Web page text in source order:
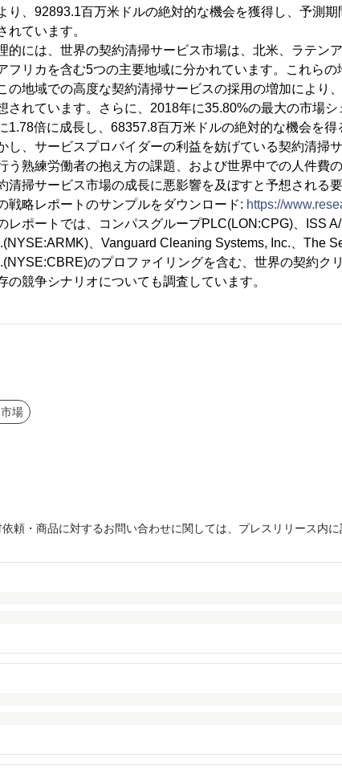
り、92893.1百万米ドルの絶対的な機会を獲得し、予測
れています。
的には、世界の契約清掃サービス市場は、北米、ラテン
アフリカを含む5つの主要地域に分かれています。これら
の地域での高度な契約清掃サービスの採用の増加により
されています。さらに、2018年に35.80%の最大の市場
1.78倍に成長し、68357.8百万米ドルの絶対的な機会を得
し、サービスプロバイダーの利益を妨げている契約清掃
う熟練労働者の抱え方の課題、および世界中での人件費
清掃サービス市場の成長に悪影響を及ぼすと予想される要
戦略レポートのサンプルをダウンロード: https://
レポートでは、コンパスグループPLC(LON:CPG)、ISS
、Vanguard Cleaning Systems, Inc.、The
のプロファイリングを含む、世界の契約ク
の競争シナリオについても調査しています。
場
頼・商品に対するお問い合わせに関しては、プレスリリース内